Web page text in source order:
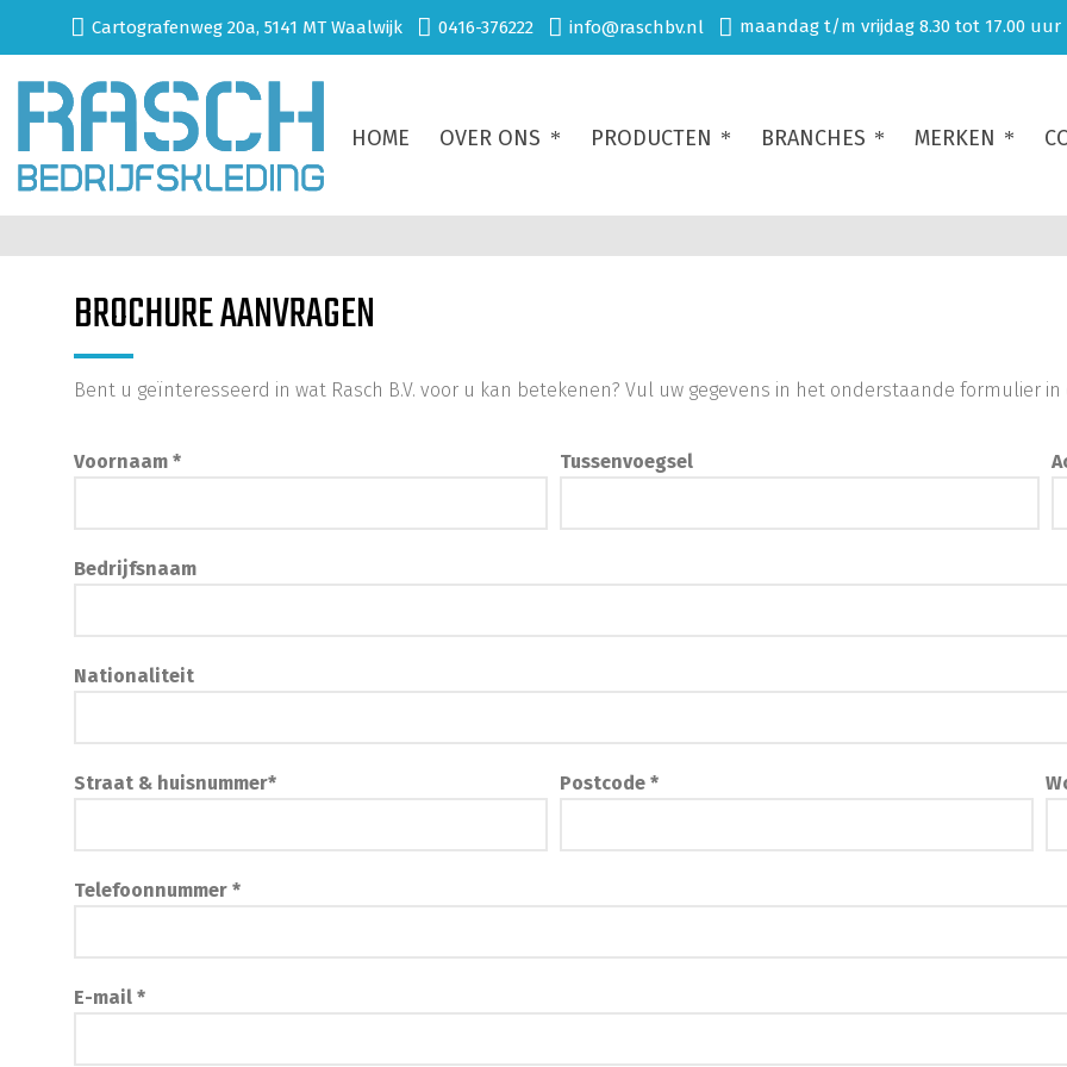
Cartografenweg 20a, 5141 MT Waalwijk 0416-376222 info@raschbv.nl maandag t/m vrijdag 8.30 tot 17.00 uur
HOME OVER ONS PRODUCTEN BRANCHES MERKEN
BROCHURE AANVRAGEN
Bent u geïnteresseerd in wat Rasch B.V. voor u kan betekenen? Vul uw gegevens in het onderstaande formulier
Voornaam * Tussenvoegsel
Bedrijfsnaam
Nationaliteit
Straat & huisnummer* Postcode *
Telefoonnummer *
E-mail *